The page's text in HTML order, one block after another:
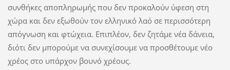
συνθήκες αποπληρωμής που δεν προκαλούν ύφεση στη
χώρα και δεν εξωθούν τον ελληνικό λαό σε περισσότερη
απόγνωση και φτώχεια. Επιπλέον, δεν ζητάμε νέα δάνεια,
διότι δεν μπορούμε να συνεχίσουμε να προσθέτουμε νέο
χρέος στο υπάρχον βουνό χρέους.